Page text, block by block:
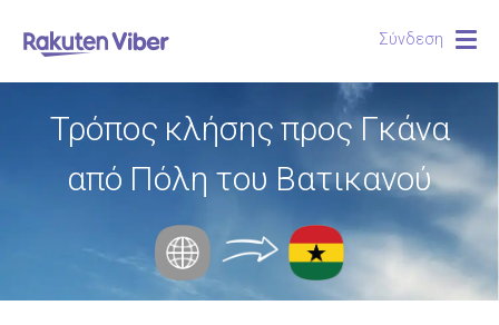
Σύνδεση
Τρόπος κλήσης προς Γκάνα
από Πόλη του Βατικανού